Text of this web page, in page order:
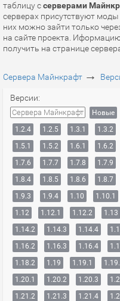
таблицу ссерверами
серверах присутствуют
них можно зайти только
на сайте проекта.
получить на странице
Сервера Майнкрафт →
Версии:
Сервера Майнкрафт Новые
1.2.4
1.2.5 1.3.1 1.3.2
1.5.1
1.5.2 1.6.1 1.6.2
1.7.6
1.7.7 1.7.8 1.7.9
1.8.4
1.8.5 1.8.6 1.8.7
1.9.3
1.9.4 1.10 1.10.1
1.12
1.12.1 1.12.2 1.13
1.14.2
1.14.3 1.14.4
1.16.2
1.16.3 1.16.4
1.18.2
1.19 1.19.1
1.20.1
1.20.2 1.20.3
1.21.2
1.21.3 1.21.4